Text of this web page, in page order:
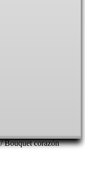
Bouquet corazón